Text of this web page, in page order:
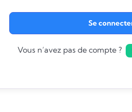
Se
Vous n’avez pas de compte ?